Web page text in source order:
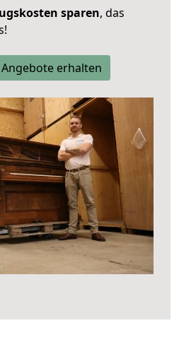
sparen, das
erhalten